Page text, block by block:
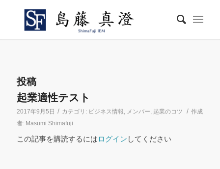
投稿
起業適性テスト
2017年9月5日 / カテゴリ: ビジネス情報, メンバー, 起業のコツ / 作成
者: Masumi Shimafuji
この記事を購読するにはログイン してください